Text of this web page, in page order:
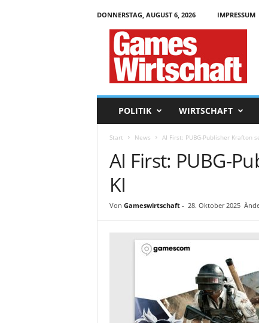
DONNERSTAG, AUGUST 6, 2026 IMPRESSUM
POLITIK WIRTSCHAFT
Start News AI First: PUBG-Publisher Krafton
AI First: PUBG-
KI
Von Gameswirtschaft- 28. Oktober 2025